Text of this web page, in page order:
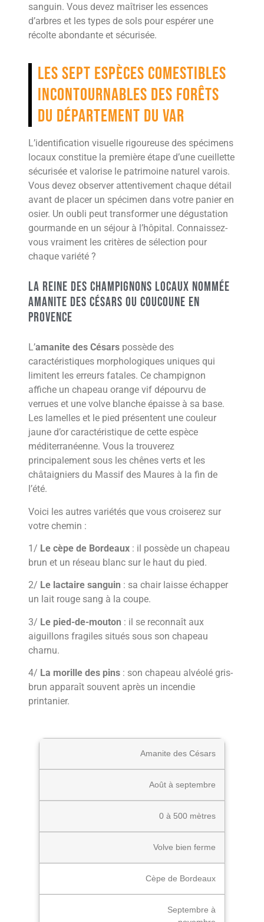
sanguin. Vous devez maîtriser les essences
d’arbres et les types de sols pour espérer une
récolte abondante et sécurisée.
Les sept espèces comestibles
incontournables des forêts
du département du Var
L’identification visuelle rigoureuse des spécimens
locaux constitue la première étape d’une cueillette
sécurisée et valorise le patrimoine naturel varois.
Vous devez observer attentivement chaque détail
avant de placer un spécimen dans votre panier en
osier. Un oubli peut transformer une dégustation
gourmande en un séjour à l’hôpital. Connaissez-
vous vraiment les critères de sélection pour
chaque variété ?
La reine des champignons locaux nommée
amanite des Césars ou coucoune en
Provence
L’amanite des Césars possède des
caractéristiques morphologiques uniques qui
limitent les erreurs fatales. Ce champignon
affiche un chapeau orange vif dépourvu de
verrues et une volve blanche épaisse à sa base.
Les lamelles et le pied présentent une couleur
jaune d’or caractéristique de cette espèce
méditerranéenne. Vous la trouverez
principalement sous les chênes verts et les
châtaigniers du Massif des Maures à la fin de
l’été.
Voici les autres variétés que vous croiserez sur
votre chemin :
1/ Le cèpe de Bordeaux : il possède un chapeau
brun et un réseau blanc sur le haut du pied.
2/ Le lactaire sanguin : sa chair laisse échapper
un lait rouge sang à la coupe.
3/ Le pied-de-mouton : il se reconnaît aux
aiguillons fragiles situés sous son chapeau
charnu.
4/ La morille des pins : son chapeau alvéolé gris-
brun apparaît souvent après un incendie
printanier.
Amanite des Césars
Août à septembre
0 à 500 mètres
Volve bien ferme
Cèpe de Bordeaux
Septembre à